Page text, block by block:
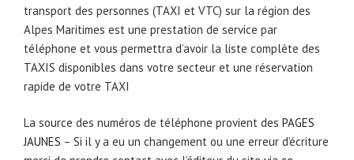
transport des personnes (TAXI et VTC) sur la région des
Alpes Maritimes est une prestation de service par
téléphone et vous permettra d’avoir la liste complète des
TAXIS disponibles dans votre secteur et une réservation
rapide de votre TAXI
La source des numéros de téléphone provient des PAGES
JAUNES – Si il y a eu un changement ou une erreur d’écriture